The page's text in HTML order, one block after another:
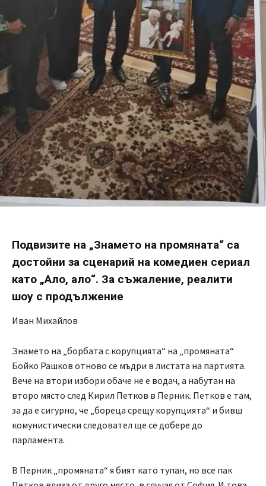
Подвизите на „Знамето на промяната“ са
достойни за сценарий на комедиен сериал
като „Ало, ало“. За съжаление, реалити
шоу с продължение
Иван Михайлов
Знамето на „борбата с корупцията“ на „промяната“
Бойко Рашков отново се мъдри в листата на партията.
Вече на втори избори обаче не е водач, а набутан на
второ място след Кирил Петков в Перник. Петков е там,
за да е сигурно, че „бореца срещу корупцията“ и бивш
комунистически следовател ще се добере до
парламента.
В Перник „промяната“ я бият като тупан, но все пак